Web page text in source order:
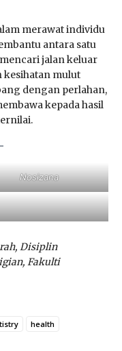
merawat individu
antara satu
jalan keluar
kesihatan mulut
dengan perlahan,
kepada hasil
Nosizana
Disiplin
Fakulti
health